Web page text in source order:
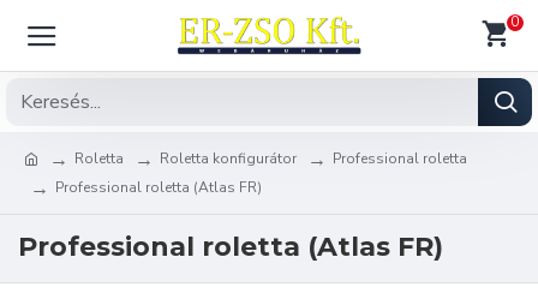
0
Roletta Roletta konfigurátor
Professional roletta
Professional roletta (Atlas FR)
Professional roletta (Atlas FR)